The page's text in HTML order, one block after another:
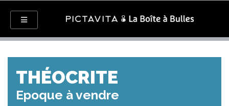
THÉOCRITE
Epoque à vendre